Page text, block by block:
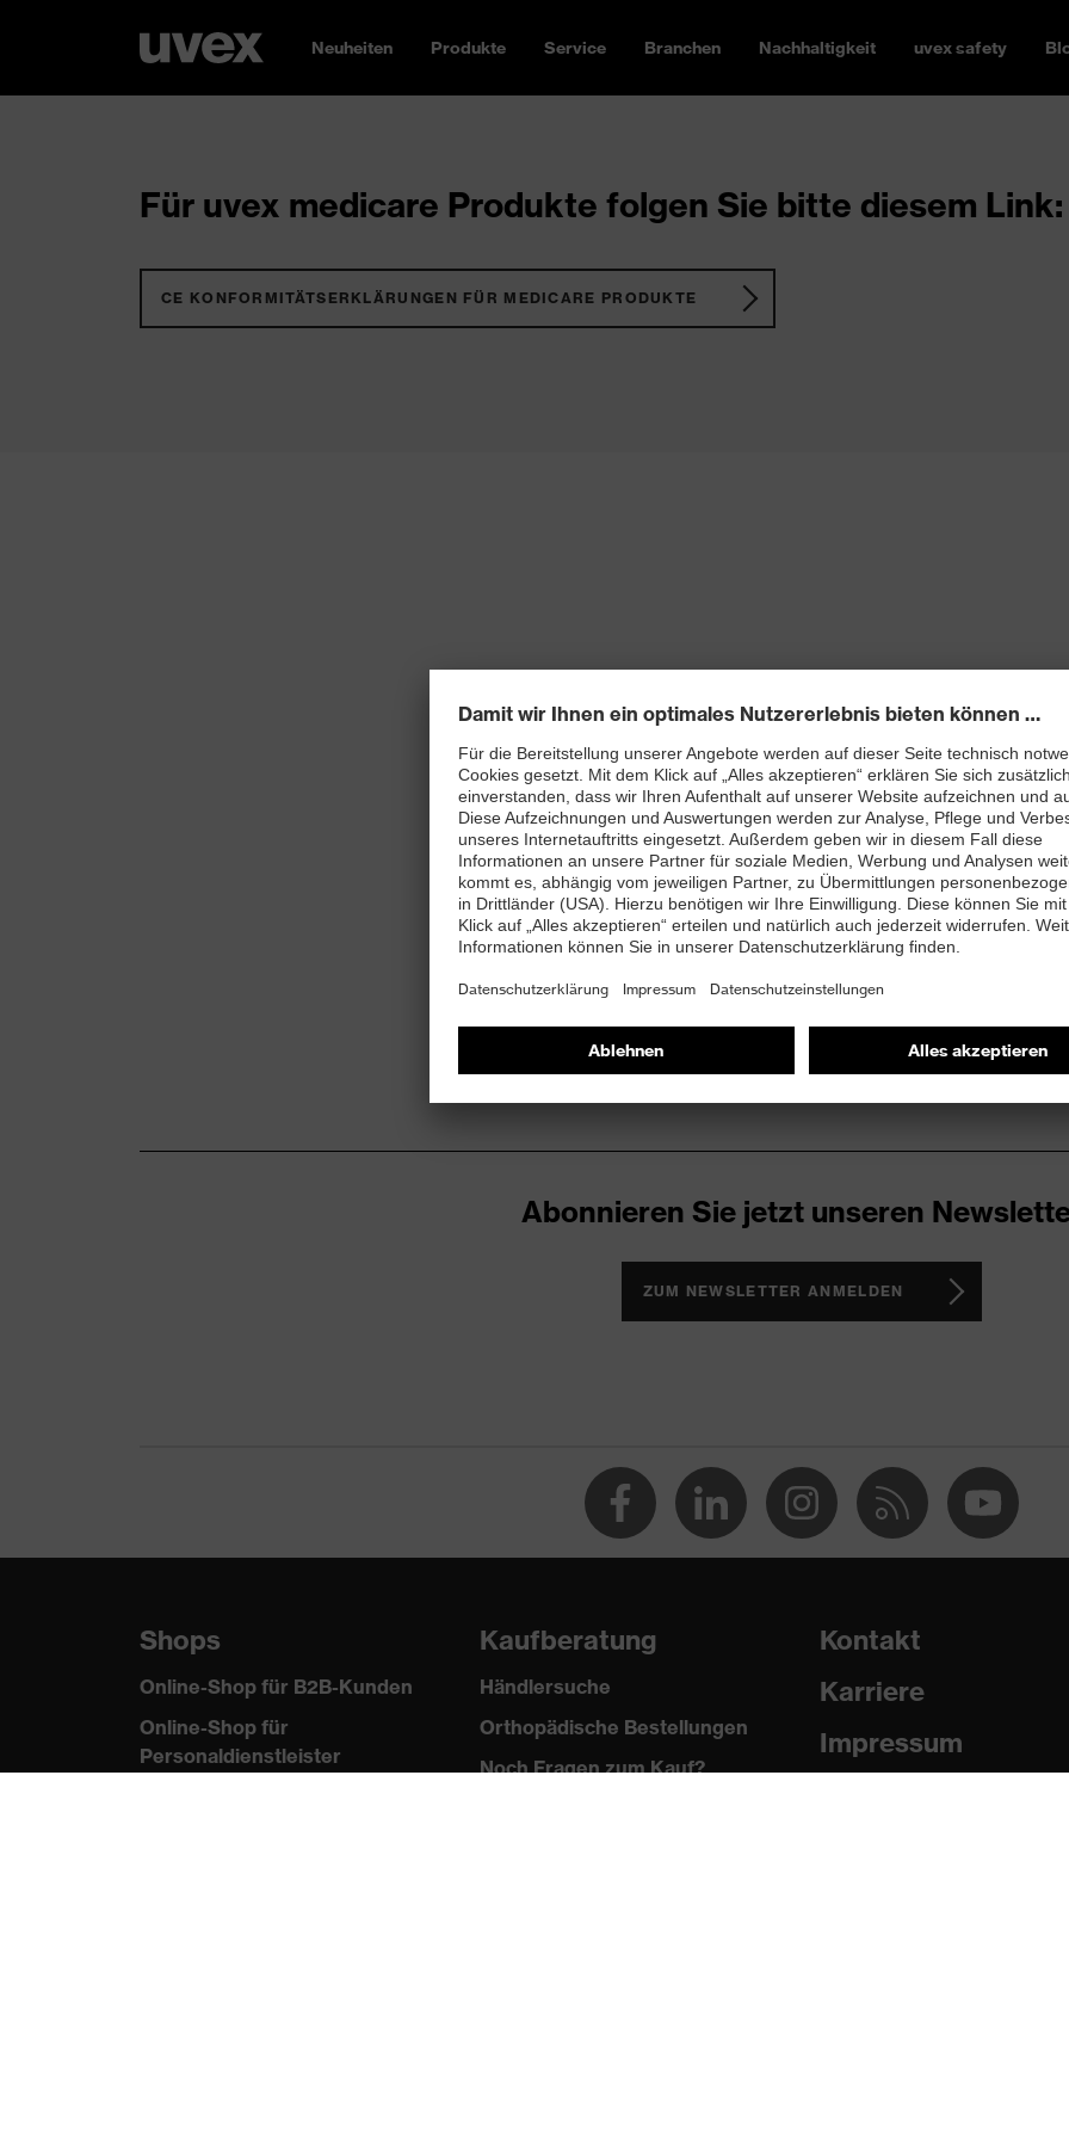
Neuheiten Produkte Service Branchen Nachhaltigkeit uvex safety
Für uvex medicare Produkte folgen Sie bitte diesem Link:
CE KONFORMITÄTSERKLÄRUNGEN FÜR MEDICARE PRODUKTE
Abonnieren Sie jetzt unseren
ZUM NEWSLETTER ANMELDEN
Shops
Online-Shop für B2B-Kunden
Online-Shop für
Personaldienstleister
Kaufberatung
Händlersuche
Orthopädische Bestellungen
Noch Fragen zum Kauf?
Kontakt
Karriere
Impressum